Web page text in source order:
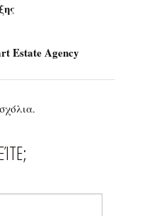
Estate Agency